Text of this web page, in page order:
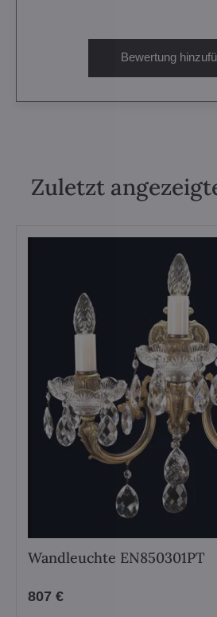
Bewertung
Zuletzt
Wandleuchte EN850301PT
807 €